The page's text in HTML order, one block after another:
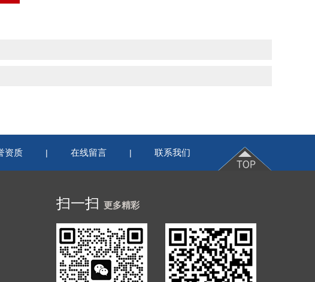
资质 | 在线留言 | 联系我们
扫一扫 更多精彩